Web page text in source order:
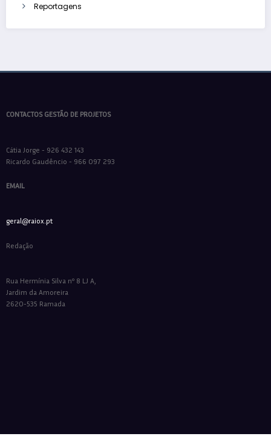
Reportagens
CONTACTOS GESTÃO DE PROJETOS
Cátia Jorge - 926 432 143
Ricardo Gaudêncio - 966 097 293
EMAIL
geral@raiox.pt
Redação
Rua Hermínia Silva nº 8 LJ A,
Jardim da Amoreira
2620-535 Ramada